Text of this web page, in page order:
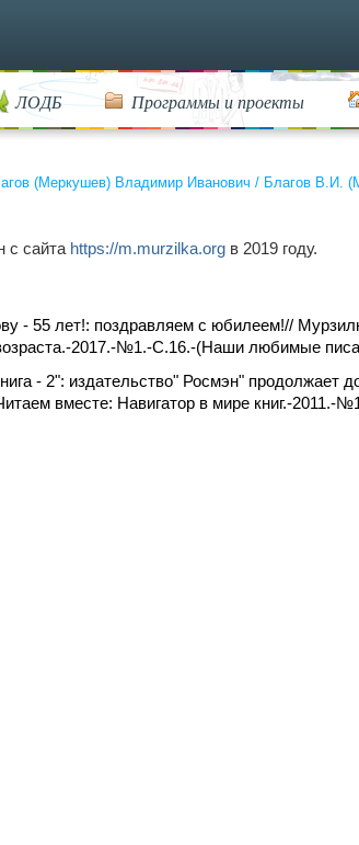
ЛОДБ Программы и проекты
(Меркушев) Владимир Иванович / Благов В.И.
с сайта https://m.murzilka.orgв 2019 году.
- 55 лет!: поздравляем с юбилеем!//
2017.-№1.-С.16.-(Наши любимые
- 2": издательство" Росмэн" продолжает
вместе: Навигатор в мире книг.-2011.-